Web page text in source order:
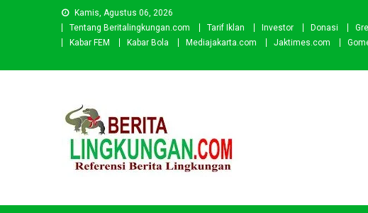
Kamis, Agustus 06, 2026
Tentang Beritalingkungan.com
Tarif Iklan Investor Donasi
Kabar FEM
Kabar Bola Mediajakarta.com Jaktimes.com